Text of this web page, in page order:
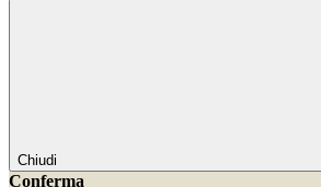
Chiudi
Conferma